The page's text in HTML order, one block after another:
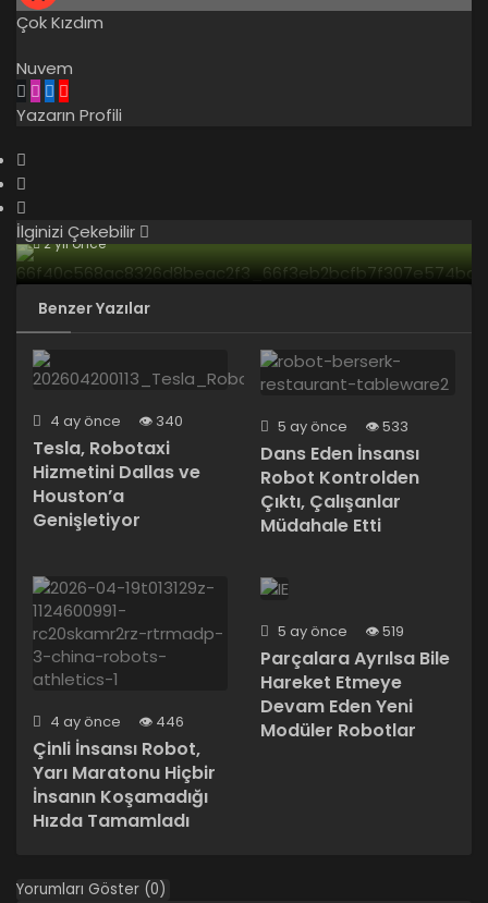
Çok Kızdım
Nuvem
Yazarın Profili
İlginizi Çekebilir
2 yıl önce
Uber yakında Abu Dabi’de WeRide robot
taksi hizmeti sunacak.
Benzer Yazılar
4 ay önce 340
Tesla, Robotaxi
Hizmetini Dallas ve
Houston’a
Genişletiyor
5 ay önce 533
Dans Eden İnsansı
Robot Kontrolden
Çıktı, Çalışanlar
Müdahale Etti
4 ay önce 446
Çinli İnsansı Robot,
Yarı Maratonu Hiçbir
İnsanın Koşamadığı
Hızda Tamamladı
5 ay önce 519
Parçalara Ayrılsa Bile
Hareket Etmeye
Devam Eden Yeni
Modüler Robotlar
Yorumları Göster (0)